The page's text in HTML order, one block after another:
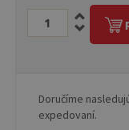
Doručíme
expedovaní.